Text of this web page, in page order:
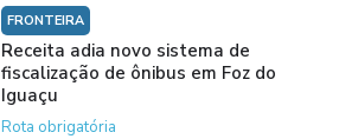
FRONTEIRA
Receita adia novo sistema de
fiscalização de ônibus em Foz do
Iguaçu
Rota obrigatória